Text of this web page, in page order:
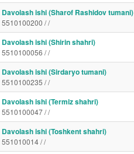
Davolash ishi (Sharof Rashidov tumani)
5510100200 / /
Davolash ishi (Shirin shahri)
5510100056 / /
Davolash ishi (Sirdaryo tumani)
5510100235 / /
Davolash ishi (Termiz shahri)
5510100047 / /
Davolash ishi (Toshkent shahri)
551010014 / /